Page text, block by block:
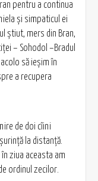
pentru a continua
și simpaticul ei
știut, mers din Bran,
– Sohodol –Bradul
să ieșim în
a recupera
de doi cîini
la distanță.
ziua aceasta am
ordinul zecilor.